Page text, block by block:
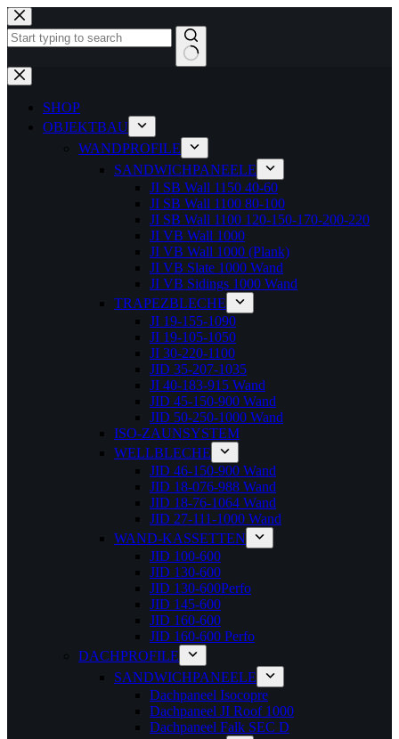
Zum
Inhalt
springen
Keine
Ergebnisse
SHOP
OBJEKTBAU
WANDPROFILE
SANDWICHPANEELE
JI SB Wall 1150 40-60
JI SB Wall 1100 80-100
JI SB Wall 1100 120-150-170-200-220
JI VB Wall 1000
JI VB Wall 1000 (Plank)
JI VB Slate 1000 Wand
JI VB Sidings 1000 Wand
TRAPEZBLECHE
JI 19-155-1090
JI 19-105-1050
JI 30-220-1100
JID 35-207-1035
JI 40-183-915 Wand
JID 45-150-900 Wand
JID 50-250-1000 Wand
ISO-ZAUNSYSTEM
WELLBLECHE
JID 46-150-900 Wand
JID 18-076-988 Wand
JID 18-76-1064 Wand
JID 27-111-1000 Wand
WAND-KASSETTEN
JID 100-600
JID 130-600
JID 130-600Perfo
JID 145-600
JID 160-600
JID 160-600 Perfo
DACHPROFILE
SANDWICHPANEELE
Dachpaneel Isocopre
Dachpaneel JI Roof 1000
Dachpaneel Falk SEC D